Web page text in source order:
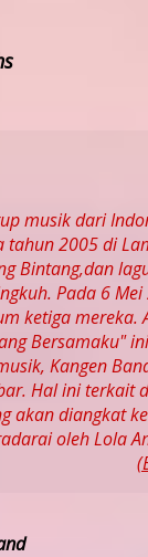
musik dari
2005 di
Bintang,dan
Pada 6 Mei
ketiga mereka.
Bersamaku"
Kangen
Hal ini terkait
akan diangkat
oleh Lola